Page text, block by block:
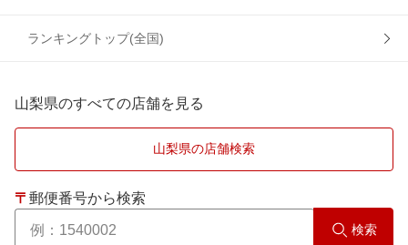
大月市
甲府市
都留市
ランキングトップ(全国)
山梨県のすべての店舗を見る
山梨県の店舗検索
〒 郵便番号から検索
検索